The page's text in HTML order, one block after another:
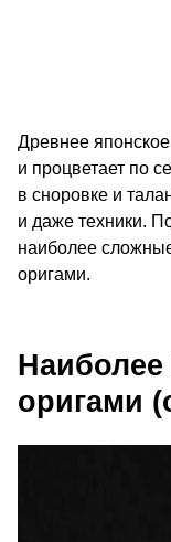
Древнее
и процветает по
в сноровке и
и даже техники.
наиболее
оригами.
Наиболее
оригами